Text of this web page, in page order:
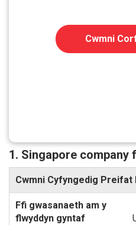
Cwmni
1. Singapore
Cwmni Cyfyngedig